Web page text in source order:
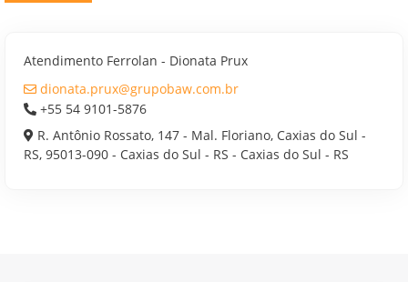
Atendimento Ferrolan - Dionata Prux
dionata.prux@grupobaw.com.br
+55 54 9101-5876
R. Antônio Rossato, 147 - Mal. Floriano, Caxias do Sul -
RS, 95013-090 - Caxias do Sul - RS - Caxias do Sul - RS